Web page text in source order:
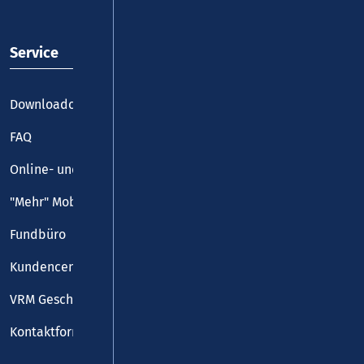
Service
Downloadcenter
FAQ
Online- und Handy-Tickets
"Mehr" Mobilität
Fundbüro
Kundencenter
VRM Geschäftsstelle
Kontaktformular